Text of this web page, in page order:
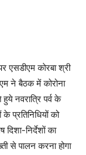
एसडीएम कोरबा श्री
ने बैठक में कोरोना
नवरात्रि पर्व के
प्रतिनिधियों को
दिशा-निर्देशों का
से पालन करना होगा